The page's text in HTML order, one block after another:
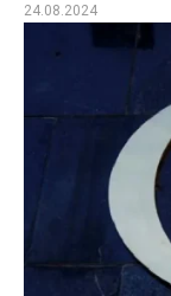
24.08.2024